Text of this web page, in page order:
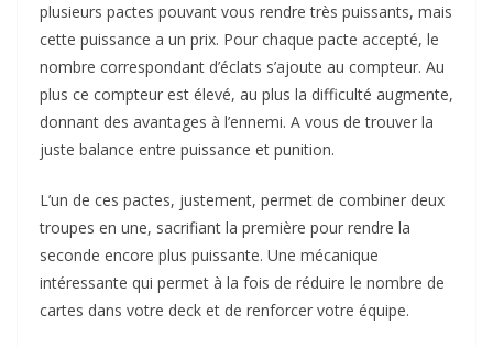
plusieurs pactes pouvant vous rendre très puissants, mais
cette puissance a un prix. Pour chaque pacte accepté, le
nombre correspondant d’éclats s’ajoute au compteur. Au
plus ce compteur est élevé, au plus la difficulté augmente,
donnant des avantages à l’ennemi. A vous de trouver la
juste balance entre puissance et punition.
L’un de ces pactes, justement, permet de combiner deux
troupes en une, sacrifiant la première pour rendre la
seconde encore plus puissante. Une mécanique
intéressante qui permet à la fois de réduire le nombre de
cartes dans votre deck et de renforcer votre équipe.